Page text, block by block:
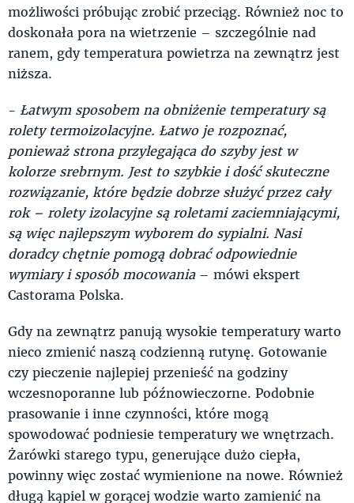
możliwości próbując zrobić przeciąg. Również noc to
doskonała pora na wietrzenie – szczególnie nad
ranem, gdy temperatura powietrza na zewnątrz jest
niższa.
- Łatwym sposobem na obniżenie temperatury są
rolety termoizolacyjne. Łatwo je rozpoznać,
ponieważ strona przylegająca do szyby jest w
kolorze srebrnym. Jest to szybkie i dość skuteczne
rozwiązanie, które będzie dobrze służyć przez cały
rok – rolety izolacyjne są roletami zaciemniającymi,
są więc najlepszym wyborem do sypialni. Nasi
doradcy chętnie pomogą dobrać odpowiednie
wymiary i sposób mocowania– mówi ekspert
Castorama Polska.
Gdy na zewnątrz panują wysokie temperatury warto
nieco zmienić naszą codzienną rutynę. Gotowanie
czy pieczenie najlepiej przenieść na godziny
wczesnoporanne lub późnowieczorne. Podobnie
prasowanie i inne czynności, które mogą
spowodować podniesie temperatury we wnętrzach.
Żarówki starego typu, generujące dużo ciepła,
powinny więc zostać wymienione na nowe. Również
długą kąpiel w gorącej wodzie warto zamienić na